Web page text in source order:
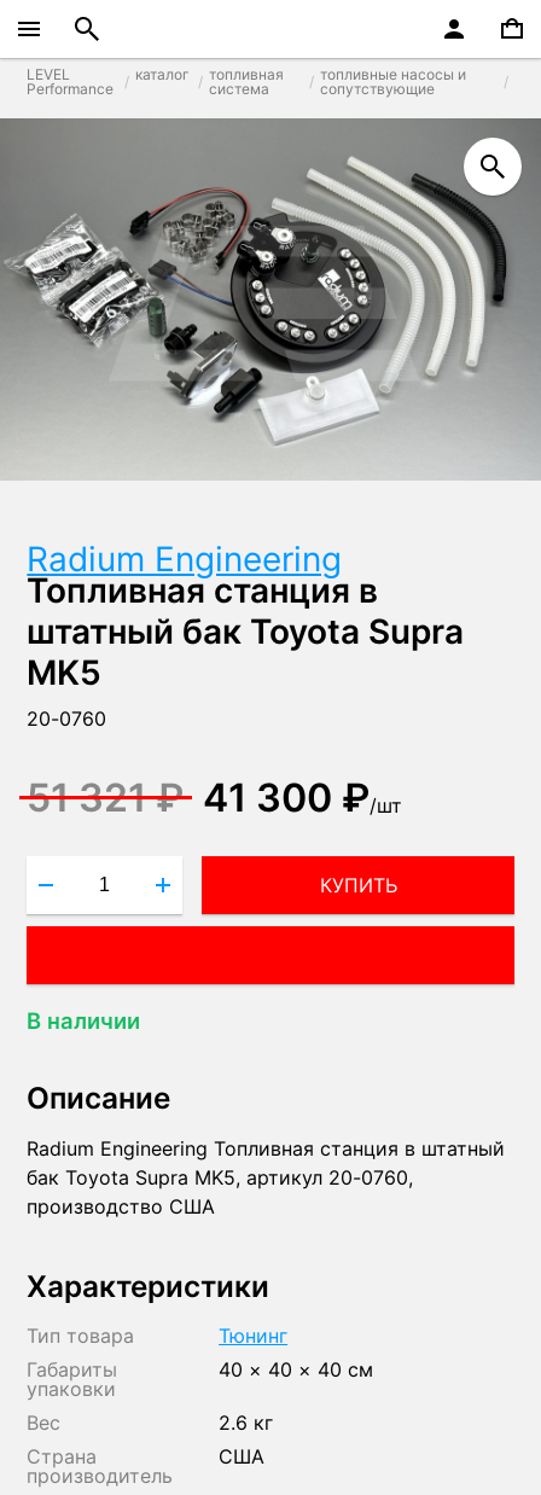
LEVEL
Performance
каталог
топливная
система
топливные насосы и
сопутствующие
Radium Engineering
Топливная станция в
штатный бак Toyota Supra
MK5
20-0760
51 321 ₽ 41 300 ₽/шт
КУПИТЬ
В наличии
Описание
Radium Engineering Топливная станция в штатный
бак Toyota Supra MK5, артикул 20-0760,
производство США
Характеристики
Тип товара
Тюнинг
Габариты
упаковки
40 × 40 × 40 см
Вес
2.6 кг
Страна
производитель
США